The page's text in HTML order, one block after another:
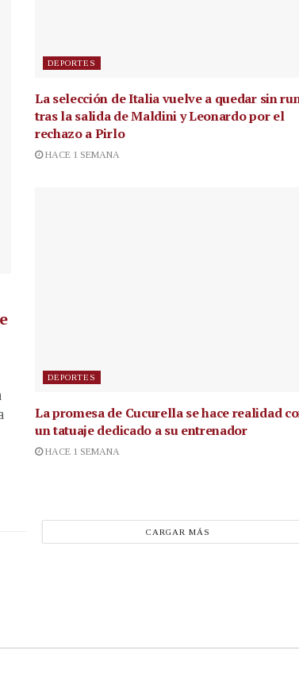
DEPORTES
La selección de Italia vuelve a quedar sin
tras la salida de Maldini y Leonardo por el
rechazo a Pirlo
HACE 1 SEMANA
DEPORTES
La promesa de Cucurella se hace realidad
un tatuaje dedicado a su entrenador
HACE 1 SEMANA
CARGAR MÁS